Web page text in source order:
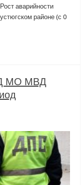
аварийности
районе (с 0
МО МВД